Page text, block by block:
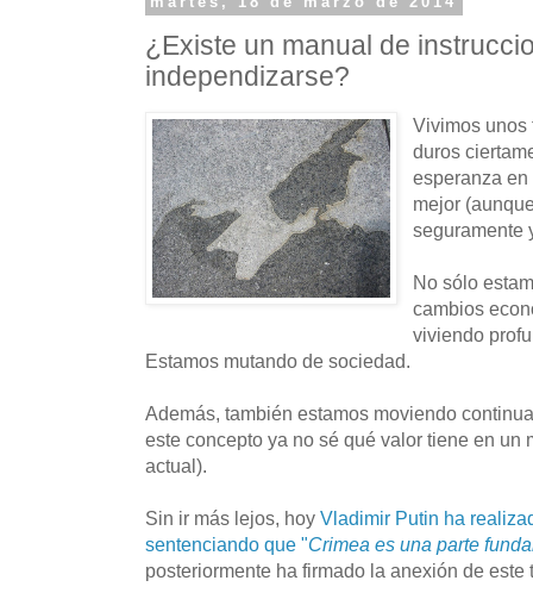
¿Existe un manual de
independizarse?
Vivimos unos
duros
esperanza
mejor
seguramente
No sólo
cambios
viviendo
Estamos mutando de sociedad.
Además, también estamos moviendo
este concepto ya no sé qué valor tiene en un
actual).
Sin ir más lejos, hoy Vladimir Putin ha
sentenciando que "Crimea es una parte
posteriormente ha firmado la anexión de este